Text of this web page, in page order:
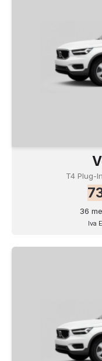
T4 Plug-
36
Iva